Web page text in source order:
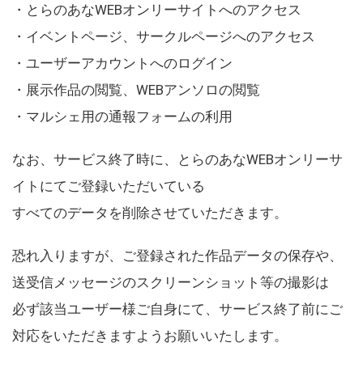
・とらのあなWEBオンリーサイトへのアクセス
・イベントページ、サークルページへのアクセス
・ユーザーアカウントへのログイン
・展示作品の閲覧、WEBアンソロの閲覧
・マルシェ用の通報フォームの利用
なお、サービス終了時に、とらのあなWEBオンリーサ
イトにてご登録いただいている
すべてのデータを削除させていただきます。
恐れ入りますが、ご登録された作品データの保存や、
送受信メッセージのスクリーンショット等の撮影は
必ず該当ユーザー様ご自身にて、サービス終了前にご
対応をいただきますようお願いいたします。